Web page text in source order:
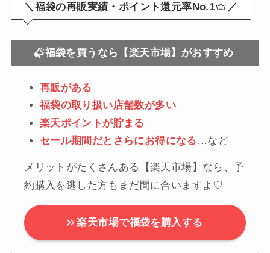
＼福袋の再販実績・ポイント還元率No.1 ／
福袋を買うなら【楽天市場】がおすすめ
再販がある
福袋の取り扱い店舗数が多い
楽天ポイントが貯まる
セール期間だとさらにお得になる …など
メリットがたくさんある【楽天市場】なら、予
約購入を逃した方もまだ間に合いますよ♡
楽天市場で福袋を購入する